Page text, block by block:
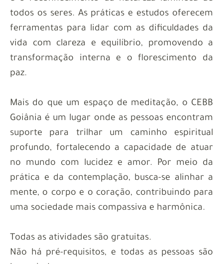
todos os seres. As práticas e estudos oferecem
ferramentas para lidar com as dificuldades da
vida com clareza e equilíbrio, promovendo a
transformação interna e o florescimento da
paz.
Mais do que um espaço de meditação, o CEBB
Goiânia é um lugar onde as pessoas encontram
suporte para trilhar um caminho espiritual
profundo, fortalecendo a capacidade de atuar
no mundo com lucidez e amor. Por meio da
prática e da contemplação, busca-se alinhar a
mente, o corpo e o coração, contribuindo para
uma sociedade mais compassiva e harmônica.
Todas as atividades são gratuitas.
Não há pré-requisitos, e todas as pessoas são